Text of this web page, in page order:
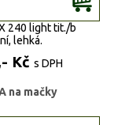
240 light tit./b
lehká.
Kč s DPH
na mačky